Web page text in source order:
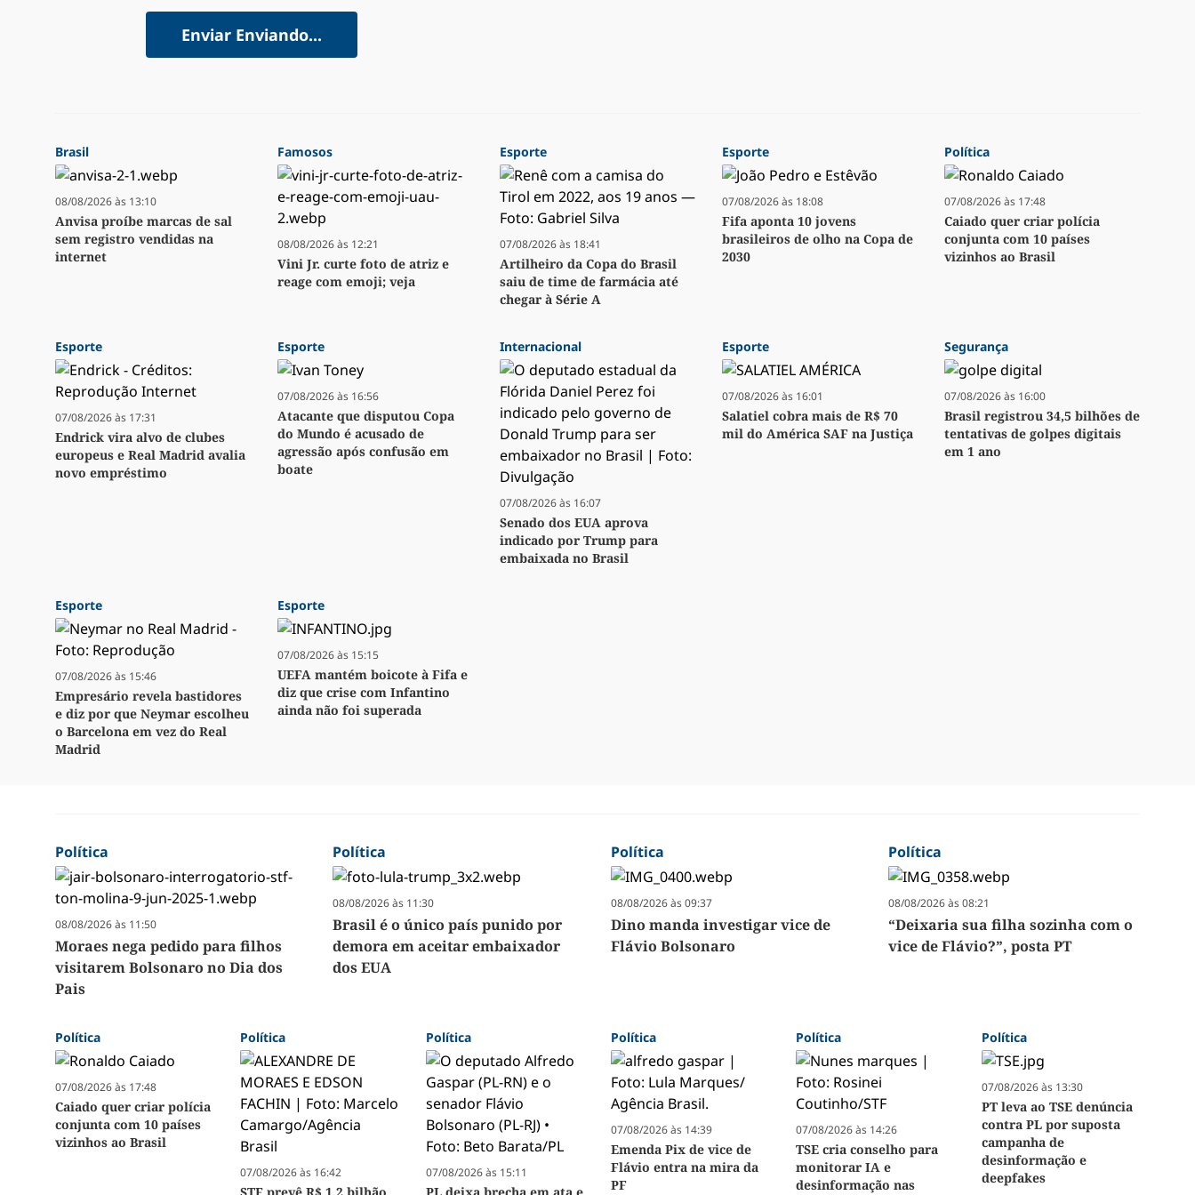
Enviar Enviando...
Brasil
08/08/2026 às 13:10
Anvisa proíbe marcas de sal
sem registro vendidas na
internet
Famosos
08/08/2026 às 12:21
Vini Jr. curte foto de atriz e
reage com emoji; veja
Esporte
07/08/2026 às 18:41
Artilheiro da Copa do Brasil
saiu de time de farmácia até
chegar à Série A
Esporte
07/08/2026 às 18:08
Fifa aponta 10 jovens
brasileiros de olho na Copa de
2030
Política
07/08/2026 às 17:48
Caiado quer criar polícia
conjunta com 10 países
vizinhos ao Brasil
Esporte
07/08/2026 às 17:31
Endrick vira alvo de clubes
europeus e Real Madrid avalia
novo empréstimo
Esporte
07/08/2026 às 16:56
Atacante que disputou Copa
do Mundo é acusado de
agressão após confusão em
boate
Internacional
07/08/2026 às 16:07
Senado dos EUA aprova
indicado por Trump para
embaixada no Brasil
Esporte
07/08/2026 às 16:01
Salatiel cobra mais de R$ 70
mil do América SAF na Justiça
Segurança
07/08/2026 às 16:00
Brasil registrou 34,5 bilhões de
tentativas de golpes digitais
em 1 ano
Esporte
07/08/2026 às 15:46
Empresário revela bastidores
e diz por que Neymar escolheu
o Barcelona em vez do Real
Madrid
Esporte
07/08/2026 às 15:15
UEFA mantém boicote à Fifa e
diz que crise com Infantino
ainda não foi superada
Política
08/08/2026 às 11:50
Moraes nega pedido para filhos
visitarem Bolsonaro no Dia dos
Pais
Política
08/08/2026 às 11:30
Brasil é o único país punido por
demora em aceitar embaixador
dos EUA
Política
08/08/2026 às 09:37
Dino manda investigar vice de
Flávio Bolsonaro
Política
08/08/2026 às 08:21
“Deixaria sua filha sozinha com o
vice de Flávio?”, posta PT
Política
07/08/2026 às 17:48
Caiado quer criar polícia
conjunta com 10 países
vizinhos ao Brasil
Política
07/08/2026 às 16:42
Política
07/08/2026 às 15:11
Política
07/08/2026 às 14:39
Emenda Pix de vice de
Flávio entra na mira da
PF
Política
07/08/2026 às 14:26
TSE cria conselho para
monitorar IA e
desinformação nas
Política
07/08/2026 às 13:30
PT leva ao TSE denúncia
contra PL por suposta
campanha de
desinformação e
deepfakes